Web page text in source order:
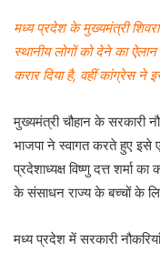
मध्य प्रदेश के मुख्यमंत्री
स्थानीय लोगों को देने का
करार दिया है, वहीं कांग्रेस ने
मुख्यमंत्री चौहान के सरकारी
भाजपा ने स्वागत करते हुए इसे
प्रदेशाध्यक्ष विष्णु दत्त शर्मा
के संसाधन राज्य के बच्चों के
मध्य प्रदेश में सरकारी